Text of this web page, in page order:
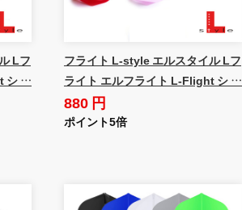
Lフ
シ …
フライト L-style エルスタイル Lフ
ライト エルフライト L-Flight シ …
880 円
ポイント5倍